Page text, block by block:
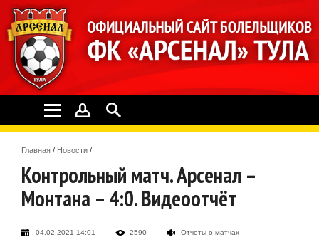
Главная / Новости /
Контрольный матч. Арсенал –
Монтана – 4:0. Видеоотчёт
04.02.2021 14:01 2590 Отчеты о матчах